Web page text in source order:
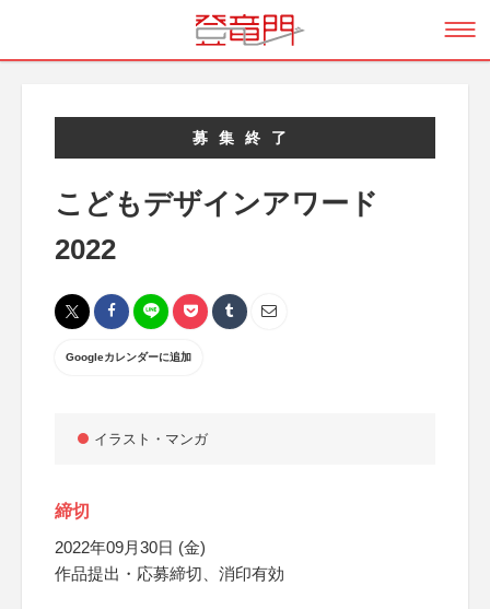
募集終了
こどもデザインアワード
2022
Googleカレンダーに追加
イラスト・マンガ
締切
2022年09月30日 (金)
作品提出・応募締切、消印有効